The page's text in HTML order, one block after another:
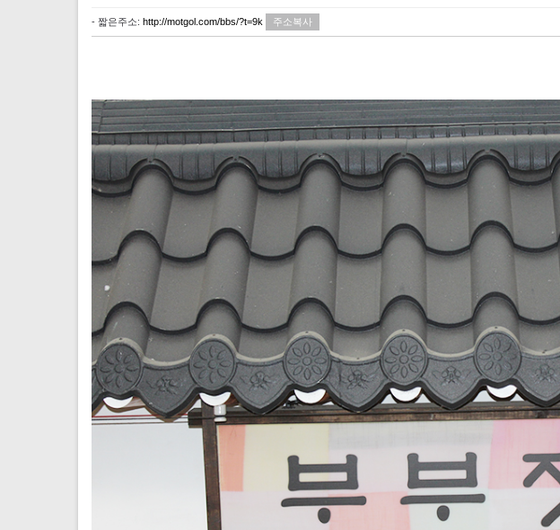
- 짧은주소: http://motgol.com/bbs/?t=9k 주소복사